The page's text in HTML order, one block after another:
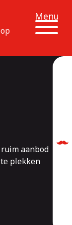
Menu
aanbod
plekken